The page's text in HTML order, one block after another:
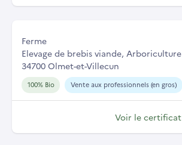
Ferme
Elevage de brebis viande, Arboriculture
34700 Olmet-et-Villecun
100% Bio Vente aux professionnels (en gros)
Voir le certificat